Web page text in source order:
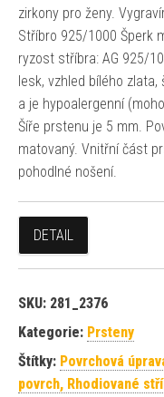
zirkony pro ženy.
Stříbro 925/1000 Šperk
ryzost stříbra: AG 925/
lesk, vzhled bílého
a je hypoalergenní
Šíře prstenu je 5 mm.
matovaný. Vnitřní část
pohodlné nošení.
DETAIL
SKU: 281_2376
Kategorie: Prsteny
Štítky: Povrchová
povrch, Rhodiované